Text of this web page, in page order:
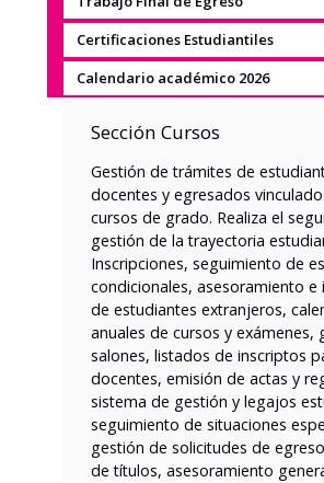
Certificaciones Estudiantiles
Calendario académico 2026
Sección Cursos
Gestión de trámites de
docentes y egresados
cursos de grado. Realiza el
gestión de la trayectoria
Inscripciones, seguimiento de
condicionales, asesoramiento e
de estudiantes extranjeros,
anuales de cursos y exámenes,
salones, listados de inscriptos
docentes, emisión de actas y
sistema de gestión y legajos
seguimiento de situaciones
gestión de solicitudes de
de títulos, asesoramiento